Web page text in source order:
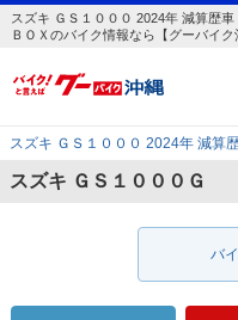
スズキ ＧＳ１０００ 2024年 減算歴
ＢＯＸのバイク情報なら【グーバイク
スズキ ＧＳ１０００ 2024年 減算
スズキ ＧＳ１０００Ｇ
バ